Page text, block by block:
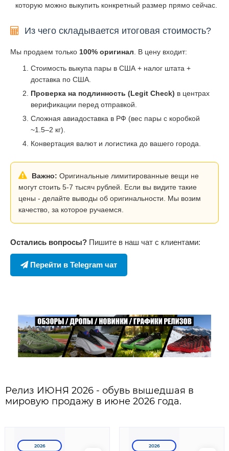
которую можно выкупить конкретный размер прямо сейчас.
Из чего складывается итоговая стоимость?
Мы продаем только 100% оригинал . В цену входит:
Стоимость выкупа пары в США + налог штата +
доставка по США.
Проверка на подлинность (Legit Check) в центрах
верификации перед отправкой.
Сложная авиадоставка в РФ (вес пары с коробкой
~1.5–2 кг).
Конвертация валют и логистика до вашего города.
Важно: Оригинальные лимитированные вещи не
могут стоить 5-7 тысяч рублей. Если вы видите такие
цены - делайте выводы об оригинальности. Мы возим
качество, за которое ручаемся.
Остались вопросы? Пишите в наш чат с клиентами:
Перейти в Telegram чат
Релиз ИЮНЯ 2026 - обувь вышедшая в
мировую продажу в июне 2026 года.
2026 2026